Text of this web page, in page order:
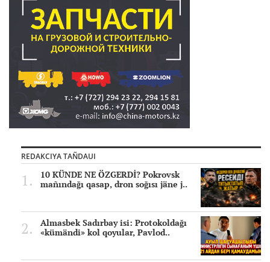
REDAKCIYA TAÑDAUI
10 KÜNDE NE ÖZGERDİ? Pokrovsk
mañındağı qasap, dron soğısı jäne j..
Almasbek Sadırbay isi: Protokoldağı
«kümändi» kol qoyular, Pavlod..